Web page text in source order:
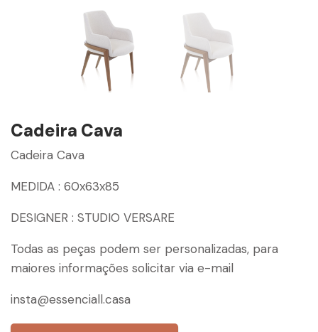
Cadeira Cava
Cadeira Cava
MEDIDA : 60x63x85
DESIGNER : STUDIO VERSARE
Todas as peças podem ser personalizadas, para
maiores informações solicitar via e-mail
insta@essenciall.casa